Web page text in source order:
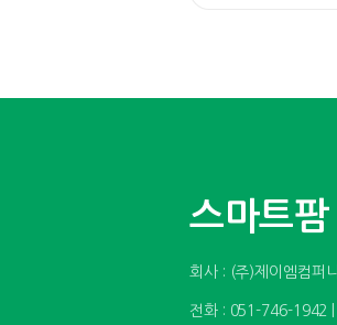
스마트
회사 : (주)제이엠컴퍼
전화 : 051-746-1942